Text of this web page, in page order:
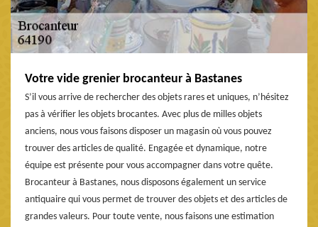
Votre vide grenier brocanteur à Bastanes
S’il vous arrive de rechercher des objets rares et uniques, n’hésitez
pas à vérifier les objets brocantes. Avec plus de milles objets
anciens, nous vous faisons disposer un magasin où vous pouvez
trouver des articles de qualité. Engagée et dynamique, notre
équipe est présente pour vous accompagner dans votre quête.
Brocanteur à Bastanes, nous disposons également un service
antiquaire qui vous permet de trouver des objets et des articles de
grandes valeurs. Pour toute vente, nous faisons une estimation